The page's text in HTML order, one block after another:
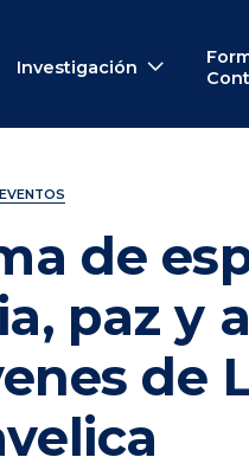
Investigación
de
paz y
de